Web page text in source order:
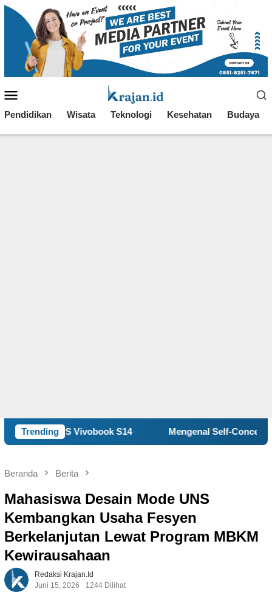
Loncat
Mobile
Pendidikan Wisata Teknologi Kesehatan Budaya
Trending
S14 Mengenal Self-Concept, Kunci Memahami
Beranda Berita
Mahasiswa Desain Mode UNS
Kembangkan Usaha Fesyen
Berkelanjutan Lewat Program MBKM
Kewirausahaan
Redaksi Krajan.id
Juni 15, 2026
1244 Dilihat